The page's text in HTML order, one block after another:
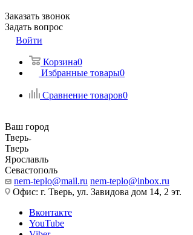
Заказать звонок
Задать вопрос
Войти
Корзина0
Избранные товары0
Сравнение товаров0
Ваш город
Тверь
Тверь
Ярославль
Севастополь
nem-teplo@mail.ru nem-teplo@inbox.ru
Офис: г. Тверь, ул. Завидова дом 14, 2 эт.
Вконтакте
YouTube